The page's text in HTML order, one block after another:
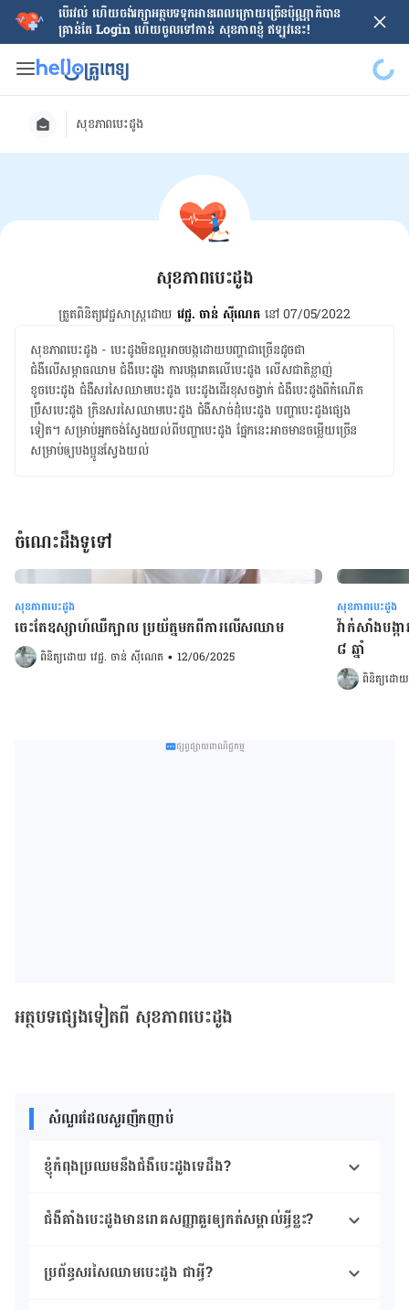
បើរវល់ ហើយចង់​រក្សាអត្ថបទទុកអានពេលក្រោយ​ច្រើនប៉ុណ្ណាក៏បាន
គ្រាន់តែ​ Login ហើយចូលទៅកាន់ សុខភាពខ្ញុំ ឥឡូវនេះ!
សុខភាពបេះដូង
សុខភាពបេះដូង
ត្រួតពិនិត្យវេជ្ជសាស្ត្រដោយ វេជ្ជ. ចាន់ ស៊ីណេត នៅ 07/05/2022
សុខភាព​បេះដូង - បេះដូងមិន​ល្អ​អាច​បង្ក​ដោយ​បញ្ហា​ជា​ច្រើន​ដូចជា ​
ជំងឺលើសម្ពាធឈាម ជំងឺបេះដូង ​​ការបង្ករោគលើបេះដូង ​​លើសជាតិខ្លាញ់ ​
ខូចបេះដូង ​ជំងឺសរសៃឈាមបេះដូង ​បេះដូងដើរខុសចង្វាក់ ​ជំងឺបេះដូងពីកំណើត ​
ប្រឹសបេះដូង ​ក្រិនសរសៃឈាមបេះដូង ​ជំងឺសាច់ដុំបេះដូង ​បញ្ហាបេះដូងផ្សេង
ទៀត។ សម្រាប់​អ្នក​ចង់​ស្វែងយល់​ពី​បញ្ហា​បេះដូង ផ្នែក​នេះ​អាច​មាន​ចម្លើយ​ច្រើន​
សម្រាប់​ឲ្យ​បងប្អូន​ស្វែងយល់
ចំណេះដឹងទូទៅ
សុខភាពបេះដូង
ចេះតែឧស្សាហ៍ឈឺក្បាល ប្រយ័ត្នមកពីការលើសឈាម
ពិនិត្យដោយ វេជ្ជ. ចាន់ ស៊ីណេត • 12/06/2025
សុខភាពបេះដូង
វ៉ាក់សាំងបង្ក
៨ ឆ្នាំ
ពិនិត្យដោ
ផ្សព្វផ្សាយពាណិជ្ជកម្ម
អត្ថបទផ្សេងទៀតពី សុខភាពបេះដូង
សំណួរដែលសួរញឹកញាប់
ខ្ញុំកំពុង​ប្រឈម​នឹង​ជំងឺបេះដូងទេដឹង?
ជំងឺគាំងបេះដូង​មាន​រោគសញ្ញាគួរឲ្យកត់សម្គាល់​អ្វីខ្លះ?
ប្រព័ន្ធសរសៃឈាមបេះដូង ជាអ្វី?